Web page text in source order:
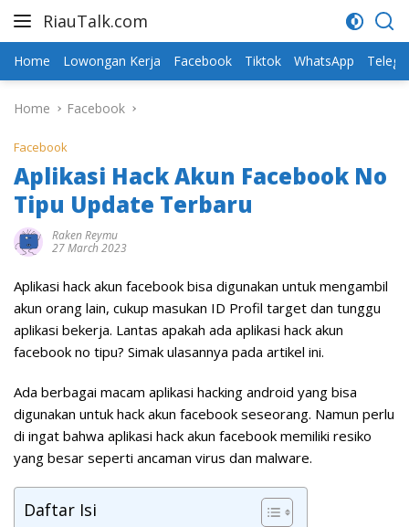
RiauTalk.com
Update
Terkini
Home Lowongan Kerja Facebook Tiktok WhatsApp
Home Facebook
Facebook
Aplikasi Hack Akun Facebook No
Tipu Update Terbaru
Raken Reymu
27 March 2023
Aplikasi hack akun facebook bisa digunakan untuk mengambil
akun orang lain, cukup masukan ID Profil target dan tunggu
aplikasi bekerja. Lantas apakah ada aplikasi hack akun
facebook no tipu? Simak ulasannya pada artikel ini.
Ada berbagai macam aplikasi hacking android yang bisa
digunakan untuk hack akun facebook seseorang. Namun perlu
di ingat bahwa aplikasi hack akun facebook memiliki resiko
yang besar seperti ancaman virus dan malware.
Daftar Isi